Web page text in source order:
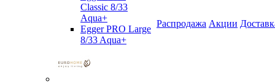
Classic 8/33
Aqua+
Egger PRO Large
8/33 Aqua+
Распродажа Акции